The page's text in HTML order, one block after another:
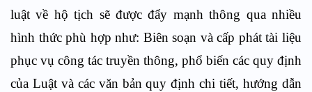
luật về hộ tịch sẽ được đẩy mạnh thông qua nhiều
hình thức phù hợp như: Biên soạn và cấp phát tài liệu
phục vụ công tác truyền thông, phổ biến các quy định
của Luật và các văn bản quy định chi tiết, hướng dẫn